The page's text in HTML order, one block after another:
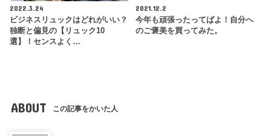
2022.3.24
ビジネスリュックはどれがいい？
独断と偏見の【リュック10
選】！センスよく…
2021.12.2
今年も頑張ったってばよ！自分へ
のご褒美を買ってみた。
ABOUT この記事をかいた人